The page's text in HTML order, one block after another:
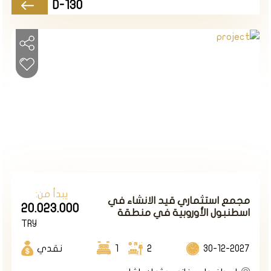
أخرى من أحد الجهات وتعتبر أكثر أنواع الفلل انتشارا في
الفرق بين الفلل الجاهزة والفلل قيد الإنشاء في اسطنبول
تطورت عملية شراء العقارات في تركيا إلى عملية سهلة
D-130
مجمع استثماري قيد الانشاء في
اسطنبول الأوروبية في منطقة
يبدأ من:
20.023.000
TRY
30-12-2027
2
1 نقدي